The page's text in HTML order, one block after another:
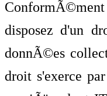
disposez d'un
donnÃ©es
droit s'exerce